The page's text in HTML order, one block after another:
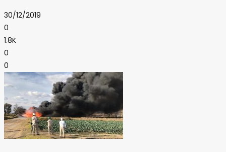
30/12/2019
0
1.8K
0
0